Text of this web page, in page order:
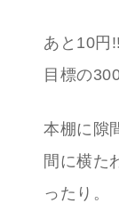
あと10円
目標の
本棚に隙
間に横た
ったり。